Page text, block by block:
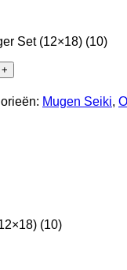
Set (12×18) (10)
Mugen Seiki,
(10)